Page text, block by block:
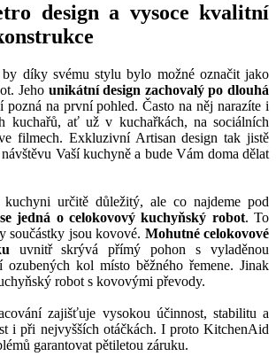
design a vysoce kvalitní
díky svému stylu bylo možné označit jako
Jeho unikátní design zachovalý po dlouhá
pozná na první pohled. Často na něj narazíte i
kuchařů, ať už v kuchařkách, na sociálních
filmech. Exkluzivní Artisan design tak jistě
Vaší kuchyně a bude Vám doma dělat
určitě důležitý, ale co najdeme pod
jedná o celokovový kuchyňský robot. To
součástky jsou kovové. Mohutné celokovové
uvnitř skrývá přímý pohon s vyladěnou
ozubených kol místo běžného řemene. Jinak
robot s kovovými převody.
zajišťuje vysokou účinnost, stabilitu a
i při nejvyšších otáčkách. I proto KitchenAid
garantovat pětiletou záruku.